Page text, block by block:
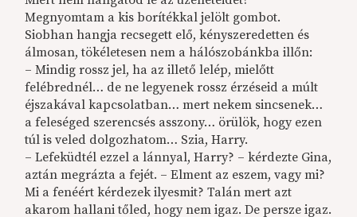
Megnyomtam a kis borítékkal jelölt gombot.
Siobhan hangja recsegett elő, kényszeredetten és
álmosan, tökéletesen nem a hálószobánkba illőn:
– Mindig rossz jel, ha az illető lelép, mielőtt
felébrednél… de ne legyenek rossz érzéseid a múlt
éjszakával kapcsolatban… mert nekem sincsenek…
a feleséged szerencsés asszony… örülök, hogy ezen
túl is veled dolgozhatom… Szia, Harry.
– Lefeküdtél ezzel a lánnyal, Harry? – kérdezte Gina,
aztán megrázta a fejét. – Elment az eszem, vagy mi?
Mi a fenéért kérdezek ilyesmit? Talán mert azt
akarom hallani tőled, hogy nem igaz. De persze igaz.